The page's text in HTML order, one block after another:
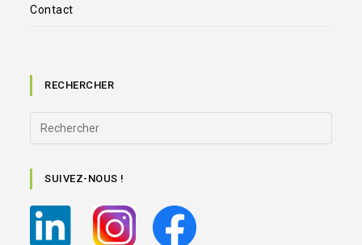
Contact
RECHERCHER
SUIVEZ-NOUS !